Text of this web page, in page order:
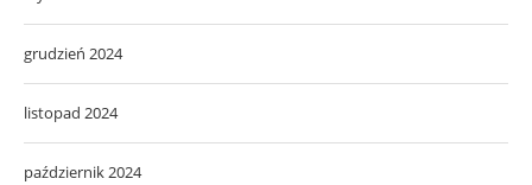
grudzień 2024
listopad 2024
październik 2024